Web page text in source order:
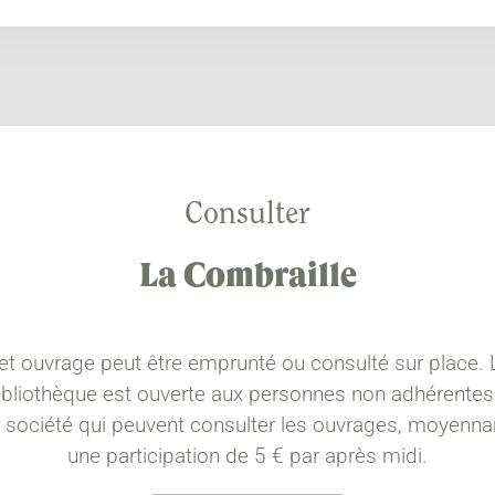
Consulter
La Combraille
ouvrage peut être emprunté ou consulté sur place.
est ouverte aux personnes non
société qui peuvent consulter les ouvrages,
une participation de 5 € par après midi.